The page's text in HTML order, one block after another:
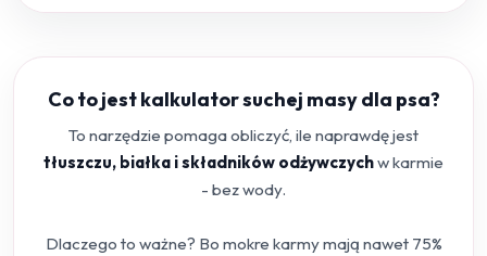
Co to jest kalkulator suchej masy dla psa?
To narzędzie pomaga obliczyć, ile naprawdę jest
tłuszczu, białka i składników odżywczychw karmie
- bez wody.
Dlaczego to ważne? Bo mokre karmy mają nawet 75%